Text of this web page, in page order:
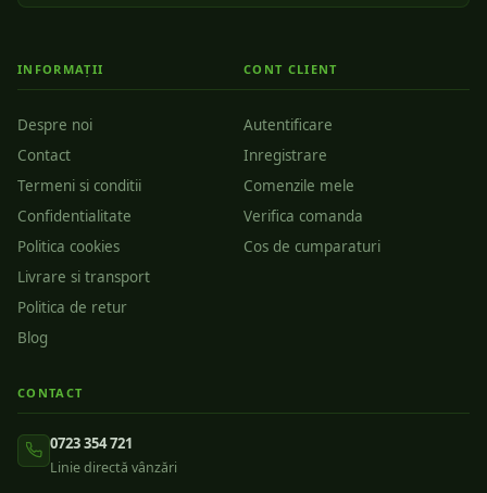
INFORMAȚII
Despre noi
Contact
Termeni si conditii
Confidentialitate
Politica cookies
Livrare si transport
Politica de retur
Blog
CONT CLIENT
Autentificare
Inregistrare
Comenzile mele
Verifica comanda
Cos de cumparaturi
CONTACT
0723 354 721
Linie directă vânzări